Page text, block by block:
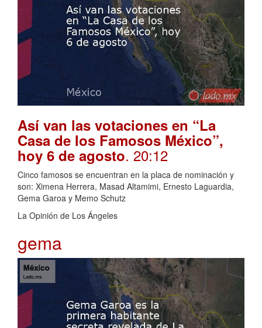
Así van las votaciones en “La
Casa de los Famosos México”,
hoy 6 de agosto. 20:12
Cinco famosos se encuentran en la placa de nominación y
son: Ximena Herrera, Masad Altamimi, Ernesto Laguardia,
Gema Garoa y Memo Schutz
La Opinión de Los Ángeles
gema